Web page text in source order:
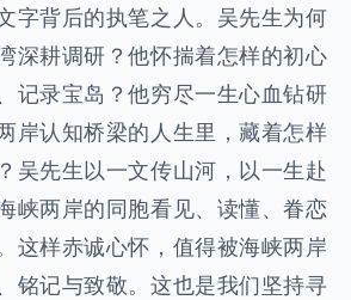
字背后的执笔之人。吴先生为何
深耕调研？他怀揣着怎样的初心
记录宝岛？他穷尽一生心血钻研
岸认知桥梁的人生里，藏着怎样
吴先生以一文传山河，以一生赴
峡两岸的同胞看见、读懂、眷恋
这样赤诚心怀，值得被海峡两岸
铭记与致敬。这也是我们坚持寻